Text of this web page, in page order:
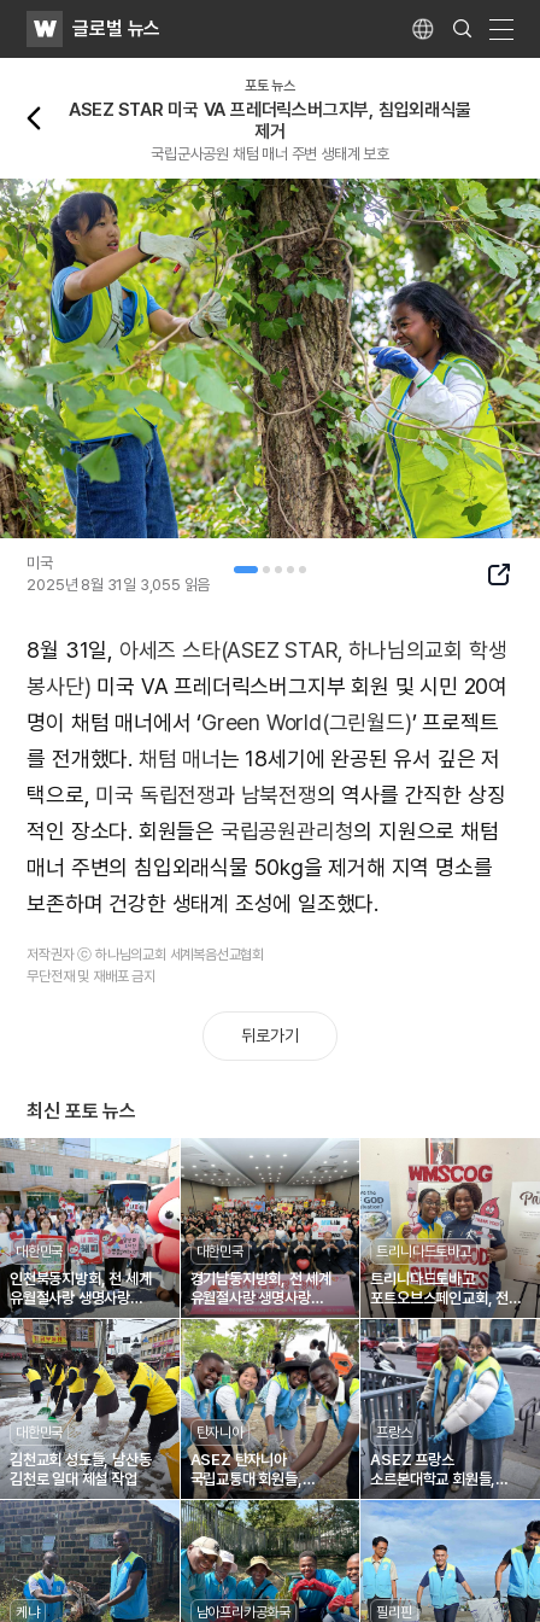
WATV글로벌 뉴스 Language
Search
Submit
포토 뉴스
ASEZ STAR 미국 VA 프레더릭스버그지부, 침입외래식물
제거
국립군사공원 채텀 매너 주변 생태계 보호
미국
2025년 8월 31일 3,055 읽음
SNS
8월 31일, 아세즈 스타(ASEZ STAR, 하나님의교회 학생
봉사단) 미국 VA 프레더릭스버그지부 회원 및 시민 20여
명이 채텀 매너에서 ‘Green World(그린월드)’ 프로젝트
를 전개했다. 채텀 매너는 18세기에 완공된 유서 깊은 저
택으로, 미국 독립전쟁과 남북전쟁의 역사를 간직한 상징
적인 장소다. 회원들은 국립공원관리청의 지원으로 채텀
매너 주변의 침입외래식물 50kg을 제거해 지역 명소를
보존하며 건강한 생태계 조성에 일조했다.
저작권자 ⓒ 하나님의교회 세계복음선교협회
무단전재 및 재배포 금지
뒤로가기
최신 포토 뉴스
대한민국
인천북동지방회, 전 세계
유월절사랑 생명사랑
제1895차 헌혈릴레이
대한민국
경기남동지방회, 전 세계
유월절사랑 생명사랑
제1836차 헌혈릴레이
트리니다드토바고
트리니다드토바고
포트오브스페인교회, 전
세계 유월절사랑 생명사랑
제1804차 헌혈릴레이
대한민국
김천교회 성도들, 남산동
김천로 일대 제설 작업
탄자니아
ASEZ 탄자니아
국립교통대 회원들,
거리정화로 깨끗한
지역환경 조성에 일조
프랑스
ASEZ 프랑스
소르본대학교 회원들,
생미셸 대로 정화
케냐 남아프리카공화국 필리핀